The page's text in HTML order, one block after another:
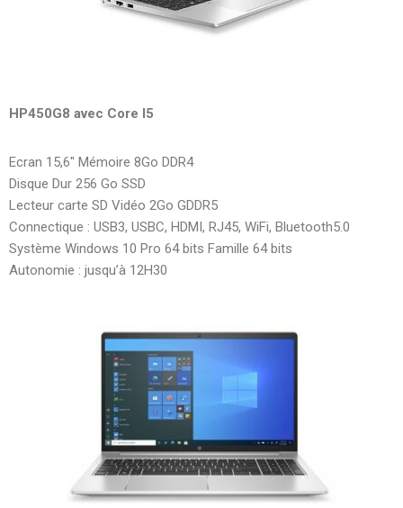
HP450G8 avec Core I5
Ecran 15,6″ Mémoire 8Go DDR4
Disque Dur 256 Go SSD
Lecteur carte SD Vidéo 2Go GDDR5
Connectique : USB3, USBC, HDMI, RJ45, WiFi, Bluetooth5.0
Système Windows 10 Pro 64 bits Famille 64 bits
Autonomie : jusqu’à 12H30